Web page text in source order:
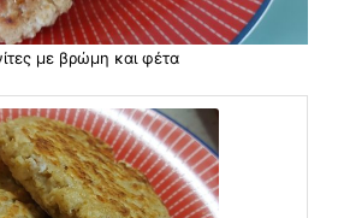
με βρώμη και φέτα